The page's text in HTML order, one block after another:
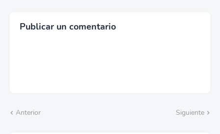
Publicar un comentario
Anterior Siguiente